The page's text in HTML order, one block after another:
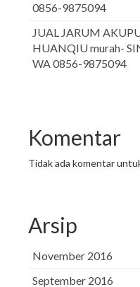
0856-9875094
JUAL JARUM
HUANQIU murah-
WA 0856-9875094
Komentar
Tidak ada komentar
Arsip
November 2016
September 2016